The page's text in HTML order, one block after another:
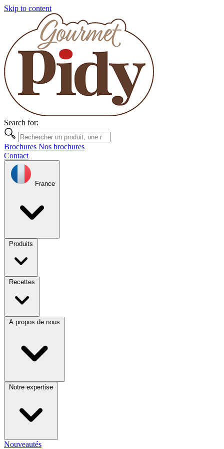
Skip to content
Search for:
Brochures Nos brochures
Contact
France
Produits
Recettes
A propos de nous
Notre expertise
Nouveautés